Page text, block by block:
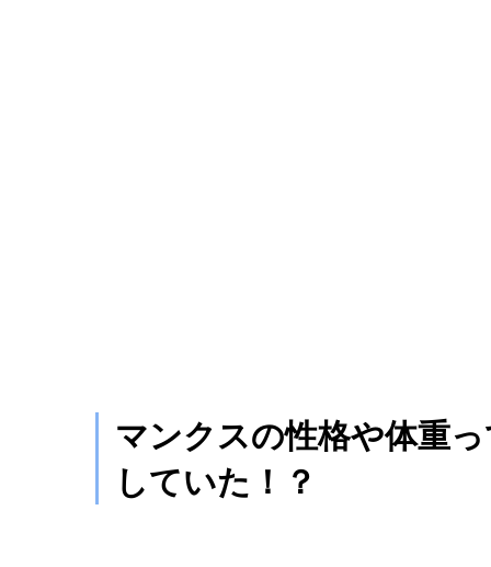
マンクスの性格や体重
していた！？